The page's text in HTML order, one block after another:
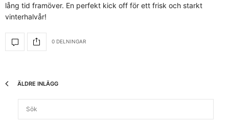
lång tid framöver. En perfekt kick off för ett frisk och starkt
vinterhalvår!
0 DELNINGAR
ÄLDRE INLÄGG